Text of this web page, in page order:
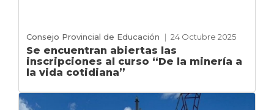
Consejo Provincial de Educación | 24 Octubre 2025
Se encuentran abiertas las
inscripciones al curso “De la minería a
la vida cotidiana”